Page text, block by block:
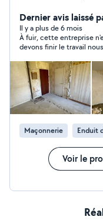
intérieur et extérieur. Nous disposons
qualifiées et
métier :
carrelage, menuiserie, etc. Réactifs et
accompagnons
de qualité. Nous disposons d'une assurance décennale
à jour, avec
objectif : réaliser
sérieux, transparence et
à une équipe
en toute confiance.
Dernier avis laissé
Il y a plus de 6 mois
À fuir, cette entreprise
devons finir le travail
Maçonnerie Enduit
Voir le